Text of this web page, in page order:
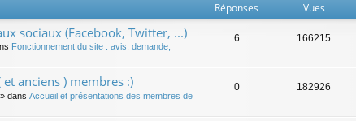
Réponses Vues
sociaux (Facebook, Twitter, ...)
Fonctionnement du site : avis, demande,
6 166215
anciens ) membres :)
» dans Accueil et présentations des membres de
0 182926